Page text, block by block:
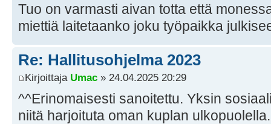
Tuo on varmasti aivan totta että
miettiä laitetaanko joku työpaikka
Re: Hallitusohjelma 2023
Kirjoittaja Umac » 24.04.2025 20:29
^^Erinomaisesti sanoitettu. Yksin
niitä harjoituta oman kuplan